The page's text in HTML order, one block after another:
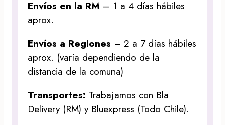
Envíos en la RM – 1 a 4 días hábiles
aprox.
Envíos a Regiones – 2 a 7 días hábiles
aprox. (varía dependiendo de la
distancia de la comuna)
Transportes: Trabajamos con Bla
Delivery (RM) y Bluexpress (Todo Chile).